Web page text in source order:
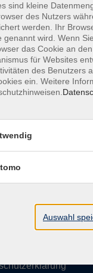
sind kleine
des Nutzers
werden. Ihr
genannt wird. Wenn
das Cookie an
für Websites
des Benutzers
ein. Weitere
Auswahl